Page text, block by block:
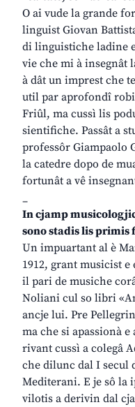
O ai vude la grande
linguist Giovan
di linguistiche ladine
vie che mi à insegnât
à dât un imprest che
util par aprofondî
Friûl, ma cussì lis
sientifiche. Passât a
professôr Giampaolo
la catedre dopo de
fortunât a vê
_
In cjamp
sono stadis lis
Un impuartant al è
1912, grant musicist
il pari de musiche
Noliani cul so libri
ancje lui. Pre
ma che si apassionà
rivant cussì a colegâ
che dilunc dal I secul
Mediterani. E je sô la
vilotis a derivin dal